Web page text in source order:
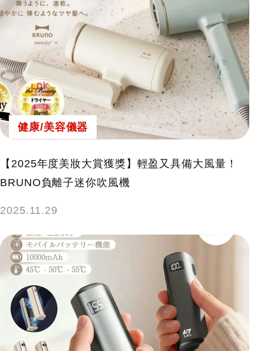
健康/美容儀器
【2025年度美妝大賞獲獎】輕盈又具備大風量！
BRUNO負離子迷你吹風機
2025.11.29